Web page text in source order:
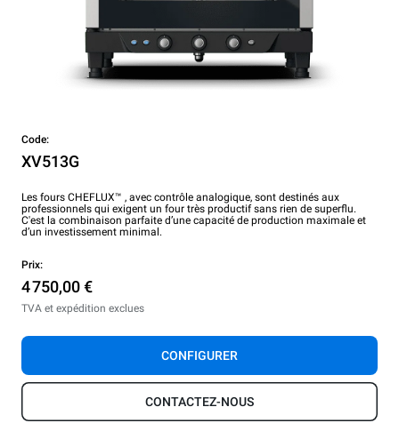
Code:
XV513G
Les fours CHEFLUX™ , avec contrôle analogique, sont destinés aux
professionnels qui exigent un four très productif sans rien de superflu.
C'est la combinaison parfaite d’une capacité de production maximale et
d’un investissement minimal.
Prix:
4 750,00 €
TVA et expédition exclues
CONFIGURER
CONTACTEZ-NOUS